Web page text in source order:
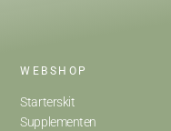
WEBSHOP
Starterskit
Supplementen